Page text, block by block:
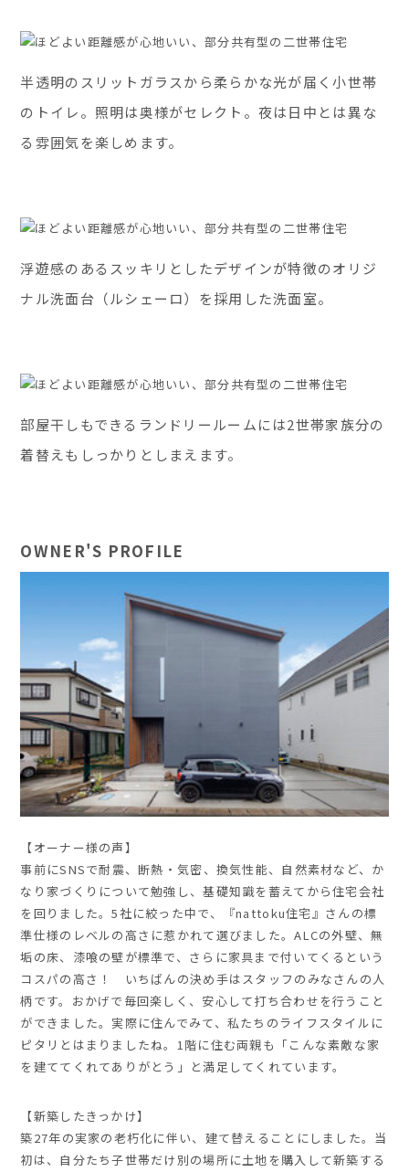
半透明のスリットガラスから柔らかな光が届く小世帯
のトイレ。照明は奥様がセレクト。夜は日中とは異な
る雰囲気を楽しめます。
浮遊感のあるスッキリとしたデザインが特徴のオリジ
ナル洗面台（ルシェーロ）を採用した洗面室。
部屋干しもできるランドリールームには2世帯家族分の
着替えもしっかりとしまえます。
OWNER'S PROFILE
【オーナー様の声】
事前にSNSで耐震、断熱・気密、換気性能、自然素材など、か
なり家づくりについて勉強し、基礎知識を蓄えてから住宅会社
を回りました。5社に絞った中で、『nattoku住宅』さんの標
準仕様のレベルの高さに惹かれて選びました。ALCの外壁、無
垢の床、漆喰の壁が標準で、さらに家具まで付いてくるという
コスパの高さ！ いちばんの決め手はスタッフのみなさんの人
柄です。おかげで毎回楽しく、安心して打ち合わせを行うこと
ができました。実際に住んでみて、私たちのライフスタイルに
ピタリとはまりましたね。1階に住む両親も「こんな素敵な家
を建ててくれてありがとう」と満足してくれています。
【新築したきっかけ】
築27年の実家の老朽化に伴い、建て替えることにしました。当
初は、自分たち子世帯だけ別の場所に土地を購入して新築する